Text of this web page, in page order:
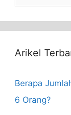
for:
Arikel
Berapa
6 Orang?